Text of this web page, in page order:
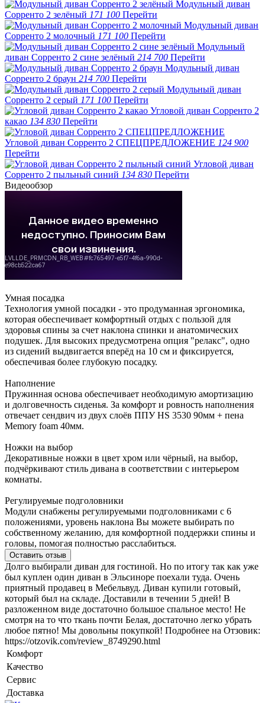
Модульный диван
Сорренто 2 зелёный 171 100 Перейти
Модульный диван
Сорренто 2 молочный 171 100 Перейти
Модульный
диван Сорренто 2 сине зелёный 214 700 Перейти
Модульный диван
Сорренто 2 браун 214 700 Перейти
Модульный диван
Сорренто 2 серый 171 100 Перейти
Угловой диван Сорренто 2
какао 134 830 Перейти
Угловой диван Сорренто 2 СПЕЦПРЕДЛОЖЕНИЕ 124 900
Перейти
Угловой диван
Сорренто 2 пыльный синий 134 830 Перейти
Видеообзор
Умная посадка
Технология умной посадки - это продуманная эргономика,
которая обеспечивает комфортный отдых с пользой для
здоровья спины за счет наклона спинки и анатомических
подушек. Для высоких предусмотрена опция "релакс", одно
из сидений выдвигается вперёд на 10 см и фиксируется,
обеспечивая более глубокую посадку.
Наполнение
Пружинная основа обеспечивает необходимую амортизацию
и долговечность сиденья. За комфорт и ровность наполнения
отвечает сендвич из двух слоёв ППУ HS 3530 90мм + пена
Memory foam 40мм.
Ножки на выбор
Декоративные ножки в цвет хром или чёрный, на выбор,
подчёркивают стиль дивана в соответствии с интерьером
комнаты.
Регулируемые подголовники
Модули снабжены регулируемыми подголовниками с 6
положениями, уровень наклона Вы можете выбирать по
собственному желанию, для комфортной поддержки спины и
головы, помогая полностью расслабиться.
Оставить отзыв
Долго выбирали диван для гостиной. Но по итогу так как уже
был куплен один диван в Эльсиноре поехали туда. Очень
приятный продавец в Мебельвуд. Диван купили готовый,
который был на складе. Доставили в течении 5 дней! В
разложенном виде достаточно большое спальное место! Не
смотря на то что ткань почти Белая, достаточно легко убрать
любое пятно! Мы довольны покупкой! Подробнее на Отзовик:
https://otzovik.com/review_8749290.html
Комфорт
Качество
Сервис
Доставка